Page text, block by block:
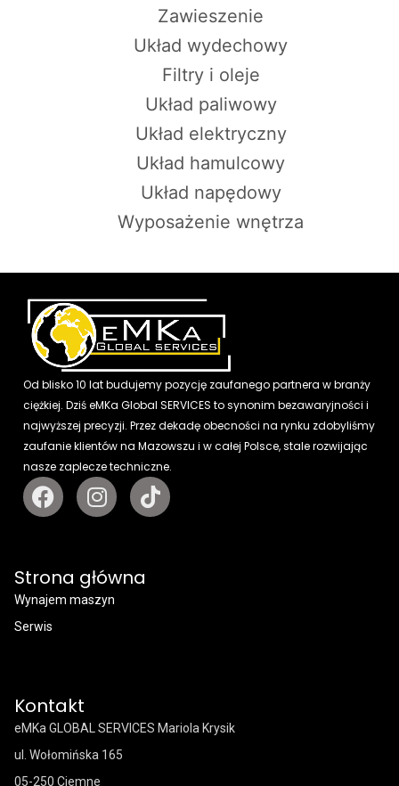
Zawieszenie
Układ wydechowy
Filtry i oleje
Układ paliwowy
Układ elektryczny
Układ hamulcowy
Układ napędowy
Wyposażenie wnętrza
Od blisko 10 lat budujemy pozycję zaufanego partnera w branży
ciężkiej. Dziś eMKa Global SERVICES to synonim bezawaryjności i
najwyższej precyzji. Przez dekadę obecności na rynku zdobyliśmy
zaufanie klientów na Mazowszu i w całej Polsce, stale rozwijając
nasze zaplecze techniczne.
Strona główna
Wynajem maszyn
Serwis
Kontakt
eMKa GLOBAL SERVICES Mariola Krysik
ul. Wołomińska 165
05-250 Ciemne